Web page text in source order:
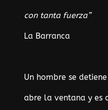
con tanta fuerza”
La Barranca
Un hombre se
abre la ventana y es